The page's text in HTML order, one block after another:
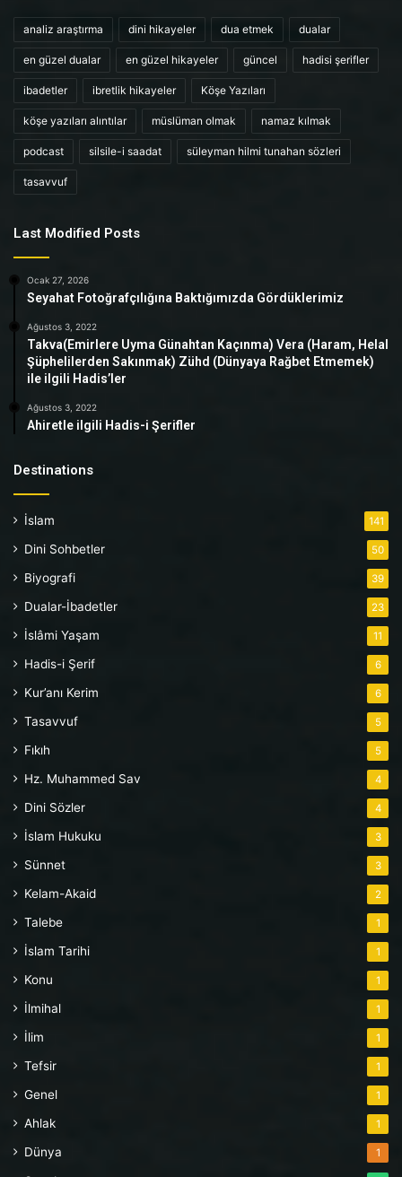
analiz araştırma dini hikayeler dua etmek dualar
en güzel dualar en güzel hikayeler güncel hadisi şerifler
ibadetler ibretlik hikayeler Köşe Yazıları
köşe yazıları alıntılar müslüman olmak namaz kılmak
podcast silsile-i saadat süleyman hilmi tunahan sözleri
tasavvuf
Last Modified Posts
Ocak 27, 2026
Seyahat Fotoğrafçılığına Baktığımızda Gördüklerimiz
Ağustos 3, 2022
Takva(Emirlere Uyma Günahtan Kaçınma) Vera (Haram, Helal
Şüphelilerden Sakınmak) Zühd (Dünyaya Rağbet Etmemek)
ile ilgili Hadis’ler
Ağustos 3, 2022
Ahiretle ilgili Hadis-i Şerifler
Destinations
İslam 141
Dini Sohbetler 50
Biyografi 39
Dualar-İbadetler 23
İslâmi Yaşam 11
Hadis-i Şerif 6
Kur’anı Kerim 6
Tasavvuf 5
Fıkıh 5
Hz. Muhammed Sav 4
Dini Sözler 4
İslam Hukuku 3
Sünnet 3
Kelam-Akaid 2
Talebe 1
İslam Tarihi 1
Konu 1
İlmihal 1
İlim 1
Tefsir 1
Genel 1
Ahlak 1
Dünya 1